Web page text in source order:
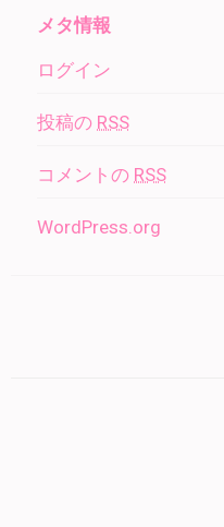
メタ情報
ログイン
投稿の RSS
コメントの RSS
WordPress.org